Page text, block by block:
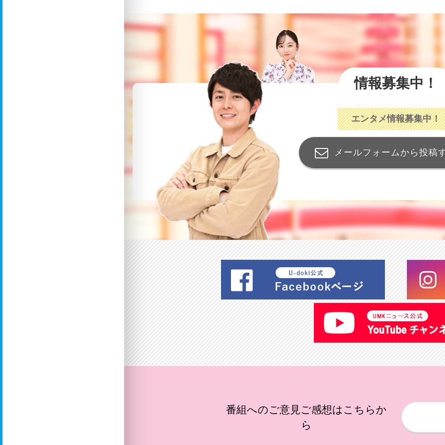
情報募集中！
エンタメ情報募集中！
メールフォームから投稿
番組へのご意見ご感想はこちらか
ら